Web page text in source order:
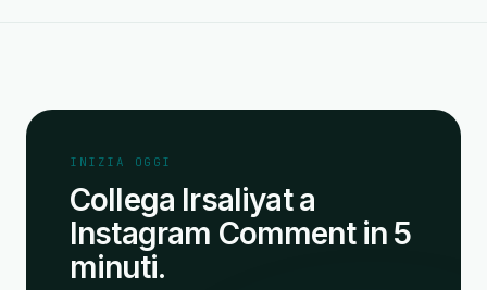
INIZIA OGGI
Collega Irsaliyat a
Instagram Comment in 5
minuti.